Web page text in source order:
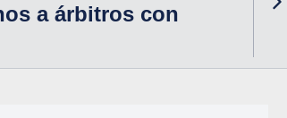
a árbitros con